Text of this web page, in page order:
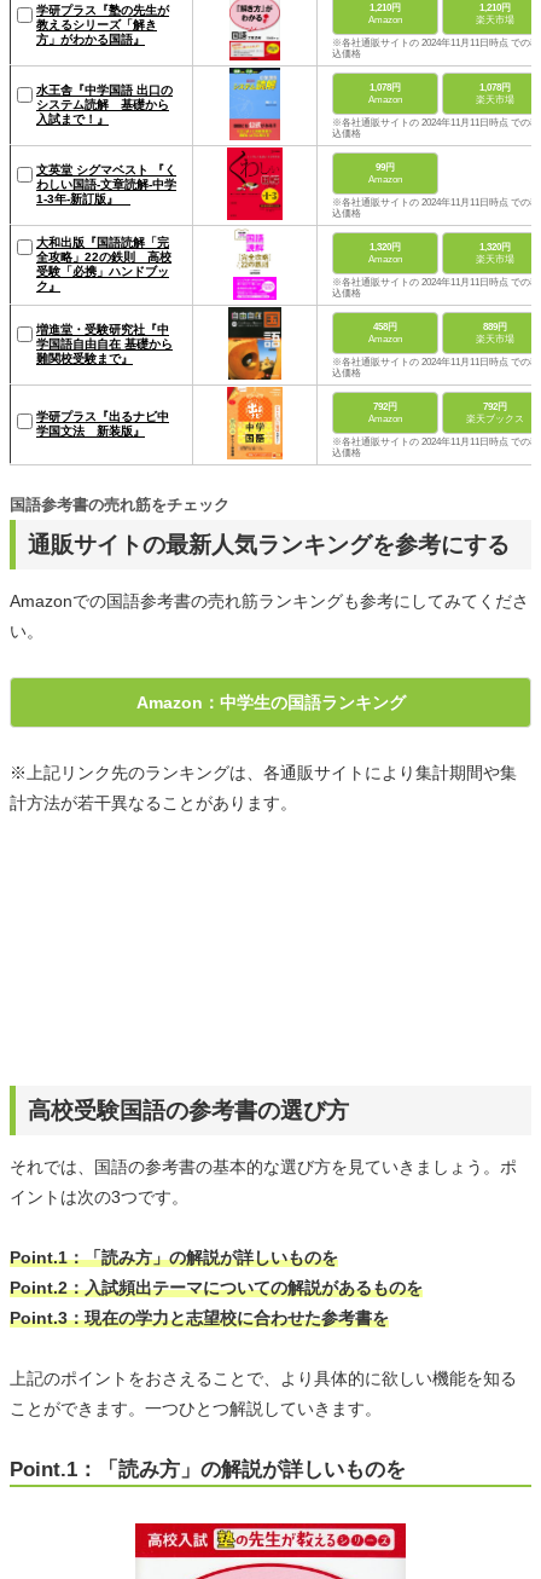
学研プラス『塾の先生が
教えるシリーズ「解き
方」がわかる国語』
1,210円
Amazon
1,210円
楽天市場
※各社通販サイトの 2024年11月11日時点 での税
込価格
水王舎『中学国語 出口の
システム読解 基礎から
入試まで！』
1,078円
Amazon
1,078円
楽天市場
※各社通販サイトの 2024年11月11日時点 での税
込価格
文英堂 シグマベスト 『く
わしい国語-文章読解-中学
1-3年-新訂版』
99円
Amazon
※各社通販サイトの 2024年11月11日時点 での税
込価格
大和出版『国語読解「完
全攻略」22の鉄則 高校
受験「必携」ハンドブッ
ク』
1,320円
Amazon
1,320円
楽天市場
※各社通販サイトの 2024年11月11日時点 での税
込価格
増進堂・受験研究社『中
学国語自由自在 基礎から
難関校受験まで』
458円
Amazon
889円
楽天市場
※各社通販サイトの 2024年11月11日時点 での税
込価格
学研プラス『出るナビ中
学国文法 新装版』
792円
Amazon
792円
楽天ブックス
※各社通販サイトの 2024年11月11日時点 での税
込価格
通販サイトの最新人気ランキングを参考にする
国語参考書の売れ筋をチェック
Amazonでの国語参考書の売れ筋ランキングも参考にしてみてくださ
い。
Amazon：中学生の国語ランキング
※上記リンク先のランキングは、各通販サイトにより集計期間や集
計方法が若干異なることがあります。
高校受験国語の参考書の選び方
それでは、国語の参考書の基本的な選び方を見ていきましょう。ポ
イントは次の3つです。
Point.1：「読み方」の解説が詳しいものを
Point.2：入試頻出テーマについての解説があるものを
Point.3：現在の学力と志望校に合わせた参考書を
上記のポイントをおさえることで、より具体的に欲しい機能を知る
ことができます。一つひとつ解説していきます。
Point.1：「読み方」の解説が詳しいものを